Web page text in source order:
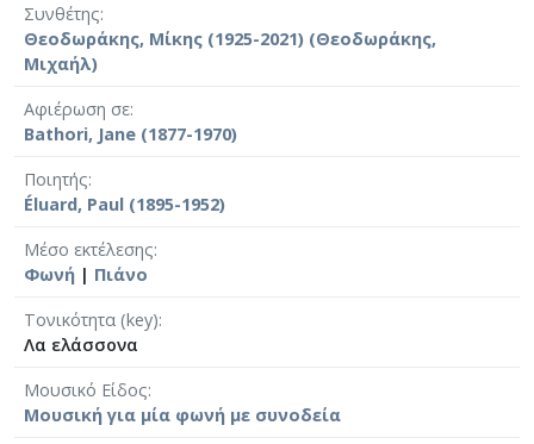
Συνθέτης
Θεοδωράκης, Μίκης (1925-2021) (Θεοδωράκης,
Μιχαήλ)
Αφιέρωση σε
Bathori, Jane (1877-1970)
Ποιητής
Éluard, Paul (1895-1952)
Μέσο εκτέλεσης
Φωνή | Πιάνο
Τονικότητα (key)
Λα ελάσσονα
Μουσικό Είδος
Μουσική για μία φωνή με συνοδεία